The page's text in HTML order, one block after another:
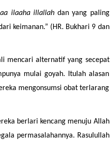
ilaaha illallah dan yang paling
keimanan.” (HR. Bukhari 9 dan
mencari alternatif yang secepat
mulai goyah. Itulah alasan
mengonsumsi obat terlarang
Tapi seorang yang beriman, paham ke mana harus melabuhkan harap dan berlari. Mereka berlari kencang menuju Allah
. Mereka segera menengadahkan tangan kepada-Nya untuk menuntaskan segala permasalahannya. Rasulullah